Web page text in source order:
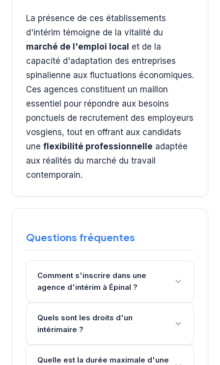
La présence de ces établissements
d'intérim témoigne de la vitalité du
marché de l'emploi local et de la
capacité d'adaptation des entreprises
spinalienne aux fluctuations économiques.
Ces agences constituent un maillon
essentiel pour répondre aux besoins
ponctuels de recrutement des employeurs
vosgiens, tout en offrant aux candidats
une flexibilité professionnelle adaptée
aux réalités du marché du travail
contemporain.
Questions fréquentes
Comment s'inscrire dans une
agence d'intérim à Épinal ?
Quels sont les droits d'un
intérimaire ?
Quelle est la durée maximale d'une